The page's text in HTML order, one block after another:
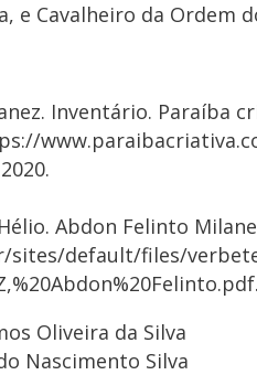
e Cavalheiro da Ordem
Inventário. Paraíba
Abdon Felinto
sites/default/files/
Oliveira da Silva
Nascimento Silva